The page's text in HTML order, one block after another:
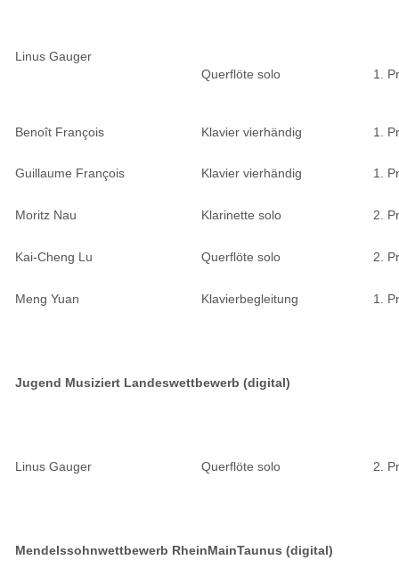
Linus Gauger
Querflöte solo
1.
Benoît François Klavier vierhändig 1.
Guillaume François Klavier vierhändig 1.
Moritz Nau Klarinette solo 2.
Kai-Cheng Lu Querflöte solo 2.
Meng Yuan Klavierbegleitung 1.
Jugend Musiziert Landeswettbewerb (digital)
Linus Gauger Querflöte solo 2.
Mendelssohnwettbewerb RheinMainTaunus (digital)